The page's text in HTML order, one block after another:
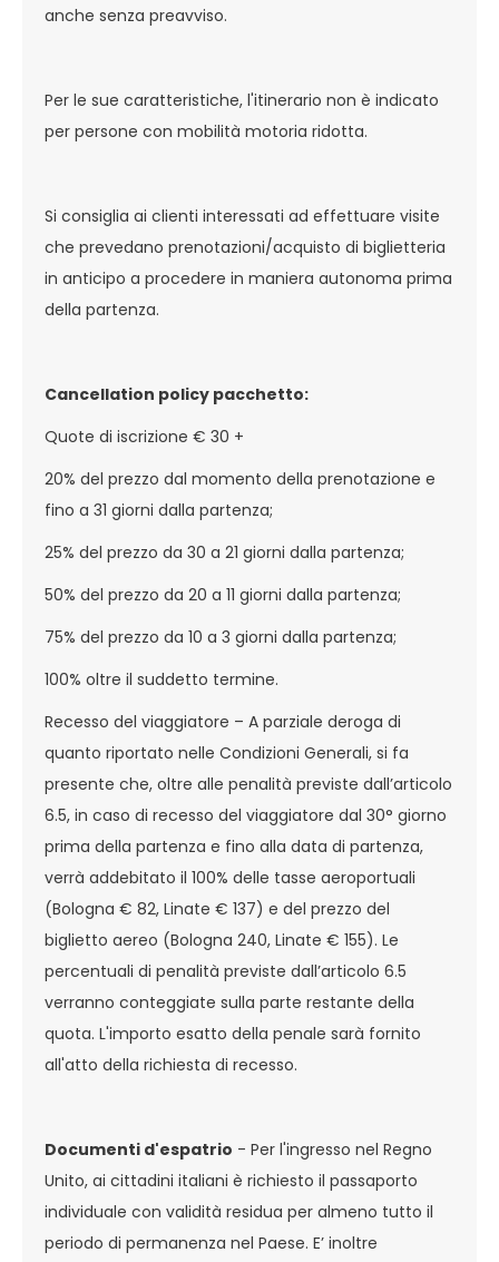
anche senza preavviso.
Per le sue caratteristiche, l'itinerario non è indicato
per persone con mobilità motoria ridotta.
Si consiglia ai clienti interessati ad effettuare visite
che prevedano prenotazioni/acquisto di biglietteria
in anticipo a procedere in maniera autonoma prima
della partenza.
Cancellation policy pacchetto:
Quote di iscrizione € 30 +
20% del prezzo dal momento della prenotazione e
fino a 31 giorni dalla partenza;
25% del prezzo da 30 a 21 giorni dalla partenza;
50% del prezzo da 20 a 11 giorni dalla partenza;
75% del prezzo da 10 a 3 giorni dalla partenza;
100% oltre il suddetto termine.
Recesso del viaggiatore – A parziale deroga di
quanto riportato nelle Condizioni Generali, si fa
presente che, oltre alle penalità previste dall’articolo
6.5, in caso di recesso del viaggiatore dal 30° giorno
prima della partenza e fino alla data di partenza,
verrà addebitato il 100% delle tasse aeroportuali
(Bologna € 82, Linate € 137) e del prezzo del
biglietto aereo (Bologna 240, Linate € 155). Le
percentuali di penalità previste dall’articolo 6.5
verranno conteggiate sulla parte restante della
quota. L'importo esatto della penale sarà fornito
all'atto della richiesta di recesso.
Documenti d'espatrio - Per l'ingresso nel Regno
Unito, ai cittadini italiani è richiesto il passaporto
individuale con validità residua per almeno tutto il
periodo di permanenza nel Paese. E’ inoltre